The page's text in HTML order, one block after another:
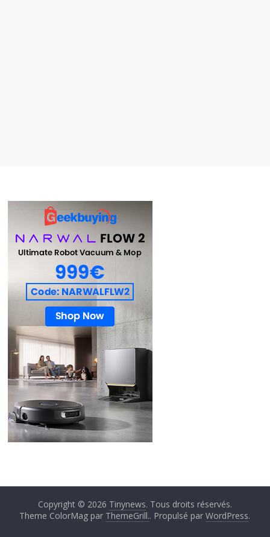
Copyright © 2026 Tinynews. Tous droits réservés.
Theme ColorMag par ThemeGrill.. Propulsé parWordPress.